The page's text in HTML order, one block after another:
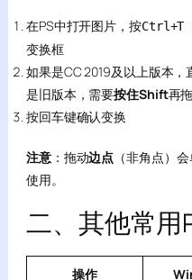
在PS中打开图片，按Ctrl+T
变换框
如果是CC 2019及以上版本，
是旧版本，需要按住Shift再
按回车键确认变换
注意：拖动边点 （非角点）
使用。
二、其他常用
操作